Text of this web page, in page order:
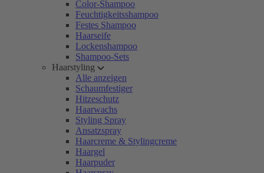
Color-Shampoo
Feuchtigkeitsshampoo
Festes Shampoo
Haarseife
Lockenshampoo
Shampoo-Sets
Haarstyling
Alle anzeigen
Schaumfestiger
Hitzeschutz
Haarwachs
Styling Spray
Ansatzspray
Haarcreme & Stylingcreme
Haargel
Haarpuder